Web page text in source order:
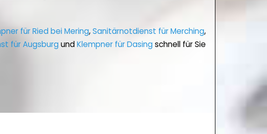
für Ried bei Mering,Sanitärnotdienst für Merching,
für Augsburg undKlempner für Dasingschnell für Sie